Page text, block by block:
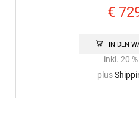
€
IN DEN
inkl. 20
plus